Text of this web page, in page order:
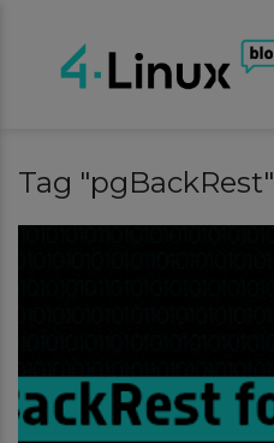
Tag "pgBackRest"